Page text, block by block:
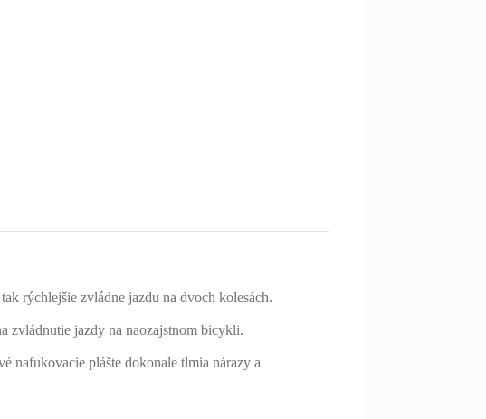
rýchlejšie zvládne jazdu na dvoch kolesách.
zvládnutie jazdy na naozajstnom bicykli.
nafukovacie plášte dokonale tlmia nárazy a